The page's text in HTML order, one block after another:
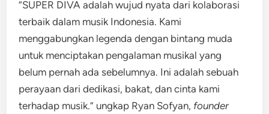
“SUPER DIVA adalah wujud nyata dari kolaborasi
terbaik dalam musik Indonesia. Kami
menggabungkan legenda dengan bintang muda
untuk menciptakan pengalaman musikal yang
belum pernah ada sebelumnya. Ini adalah sebuah
perayaan dari dedikasi, bakat, dan cinta kami
terhadap musik.” ungkap Ryan Sofyan, founder